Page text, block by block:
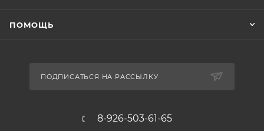
ПОМОЩЬ
ПОДПИСАТЬСЯ НА РАССЫЛКУ
8-926-503-61-65